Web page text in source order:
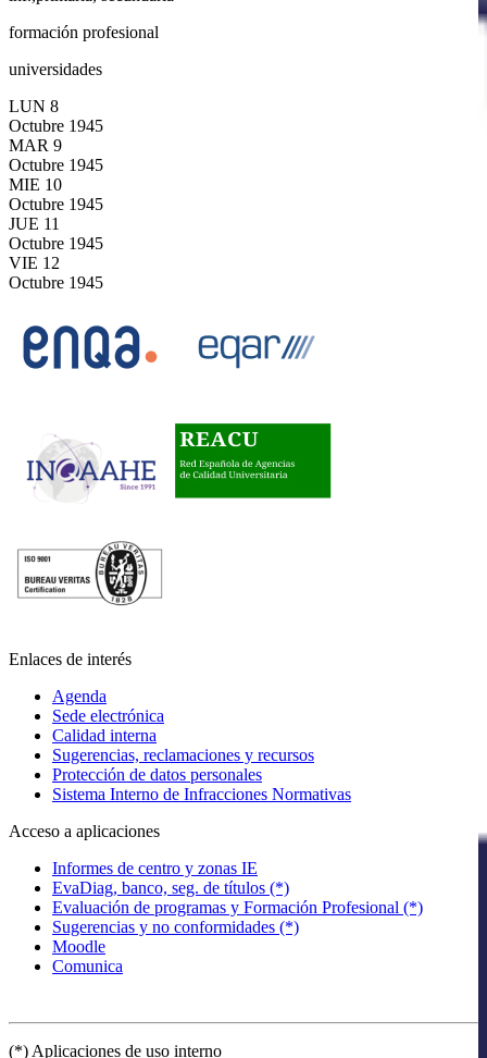
formación profesional
universidades
LUN 8
Octubre 1945
MAR 9
Octubre 1945
MIE 10
Octubre 1945
JUE 11
Octubre 1945
VIE 12
Octubre 1945
Enlaces de interés
Agenda
Sede electrónica
Calidad interna
Sugerencias, reclamaciones y recursos
Protección de datos personales
Sistema Interno de Infracciones Normativas
Acceso a aplicaciones
Informes de centro y zonas IE
EvaDiag, banco, seg. de títulos (*)
Evaluación de programas y Formación Profesional (*)
Sugerencias y no conformidades (*)
Moodle
Comunica
(*) Aplicaciones de uso interno